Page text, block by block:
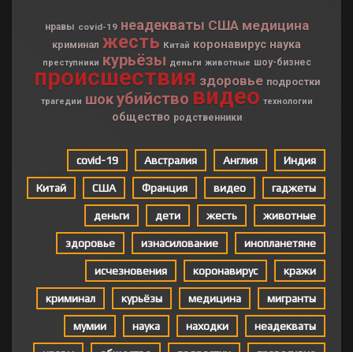
нравы covid-19 неадекваты США медицина
криминал жесть Китай коронавирус наука
преступники курьёзы деньги животные шоу-бизнес
происшествия здоровье подростки
трагедии шок убийство видео технологии
общество родственники
covid-19 Австралия Англия Индия
Китай США Франция видео гаджеты
деньги дети жесть животные
здоровье изнасилование инопланетяне
исчезновения коронавирус кражи
криминал курьёзы медицина мигранты
мумии наука находки неадекваты